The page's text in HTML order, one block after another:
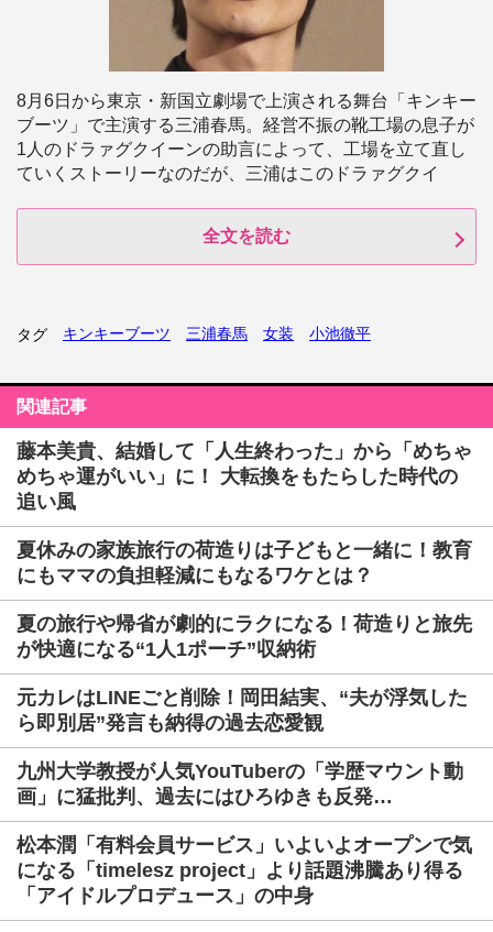
8月6日から東京・新国立劇場で上演される舞台「キンキー
ブーツ」で主演する三浦春馬。経営不振の靴工場の息子が
1人のドラァグクイーンの助言によって、工場を立て直し
ていくストーリーなのだが、三浦はこのドラァグクイ
全文を読む
タグ キンキーブーツ 三浦春馬 女装 小池徹平
関連記事
藤本美貴、結婚して「人生終わった」から「めちゃ
めちゃ運がいい」に！ 大転換をもたらした時代の
追い風
夏休みの家族旅行の荷造りは子どもと一緒に！教育
にもママの負担軽減にもなるワケとは？
夏の旅行や帰省が劇的にラクになる！荷造りと旅先
が快適になる“1人1ポーチ”収納術
元カレはLINEごと削除！岡田結実、“夫が浮気した
ら即別居”発言も納得の過去恋愛観
九州大学教授が人気YouTuberの「学歴マウント動
画」に猛批判、過去にはひろゆきも反発…
松本潤「有料会員サービス」いよいよオープンで気
になる「timelesz project」より話題沸騰あり得る
「アイドルプロデュース」の中身